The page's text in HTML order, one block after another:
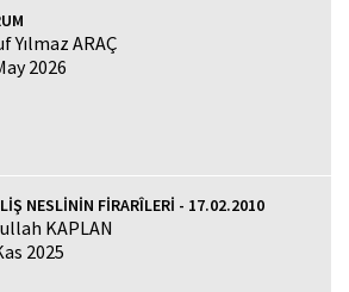
Yılmaz ARAÇ
2026
NESLİNİN FİRARÎLERİ - 17.02.2010
KAPLAN
2025